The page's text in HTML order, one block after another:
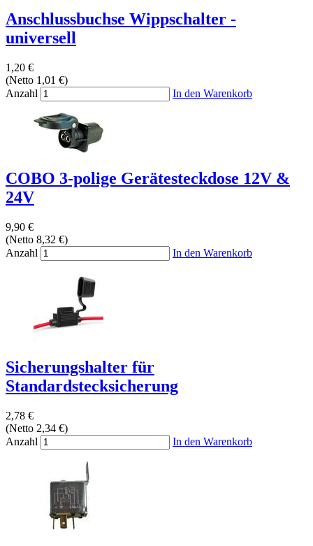
Anschlussbuchse Wippschalter -
universell
1,20 €
(Netto 1,01 €)
Anzahl
In den Warenkorb
COBO 3-polige Gerätesteckdose 12V &
24V
9,90 €
(Netto 8,32 €)
Anzahl
In den Warenkorb
Sicherungshalter für
Standardstecksicherung
2,78 €
(Netto 2,34 €)
Anzahl
In den Warenkorb